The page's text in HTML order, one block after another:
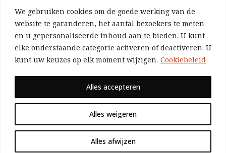
We gebruiken cookies om de goede werking van de
website te garanderen, het aantal bezoekers te meten
en u gepersonaliseerde inhoud aan te bieden. U kunt
elke onderstaande categorie activeren of deactiveren. U
kunt uw keuzes op elk moment wijzigen. Cookiebeleid
Alles weigeren
Alles afwijzen
Alles accepteren
Aangezien we volledig zelf gefinancierd zijn
(zonder subsidies, zonder commerciële
advertenties en zonder rijke sponsors), zijn we
voor de publicatie van ons tijdschrift uitsluitend
afhankelijk van de financiële steun van onze
Bij voorbaat dank voor uw solidariteit.